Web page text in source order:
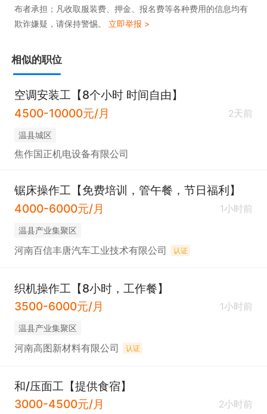
布者承担；凡收取服装费、押金、报名费等各种费用的信息均有
欺诈嫌疑，请保持警惕。 立即举报 >
相似的职位
空调安装工【8个小时 时间自由】
4500-10000元/月
2天前
温县城区
焦作国正机电设备有限公司
锯床操作工【免费培训，管午餐，节日福利】
4000-6000元/月
1小时前
温县产业集聚区
河南百信丰唐汽车工业技术有限公司 认证
织机操作工【8小时，工作餐】
3500-6000元/月
1小时前
温县产业集聚区
河南高图新材料有限公司 认证
和/压面工【提供食宿】
3000-4500元/月
2小时前